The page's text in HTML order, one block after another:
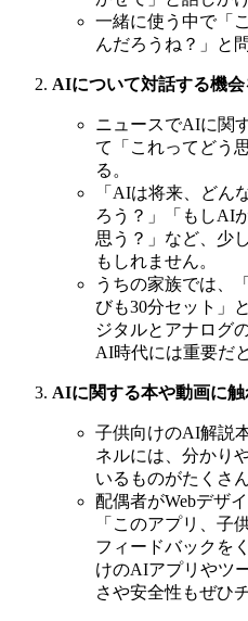
一緒に使う中で「
んだろうね？」と
AIについて対話する機会
ニュースでAIに関
て「これってどう
る。
「AIは将来、どん
ろう？」「もしAI
思う？」など、少
もしれません。
うちの家族では、
びも30分セット」
ジタルとアナログ
AI時代には重要だ
AIに関する本や動画に触
子供向けのAI解説
ネルには、分かり
いるものがたくさ
配偶者がWebデザ
「このアプリ、子
フィードバックを
けのAIアプリやツ
さや安全性もぜひ